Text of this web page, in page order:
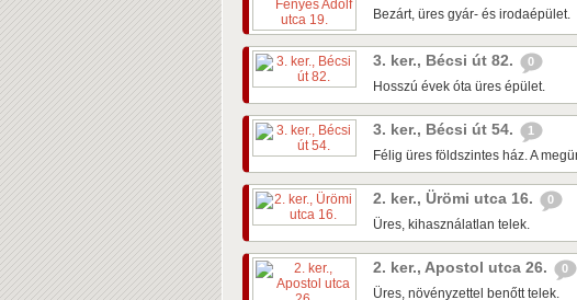
Bezárt, üres gyár- és irodaépület.
3. ker., Bécsi út 82. 0
Hosszú évek óta üres épület.
3. ker., Bécsi út 54. 1
Félig üres földszintes ház. A
2. ker., Ürömi utca 16. 0
Üres, kihasználatlan telek.
2. ker., Apostol utca 26. 0
Üres, növényzettel benőtt telek.